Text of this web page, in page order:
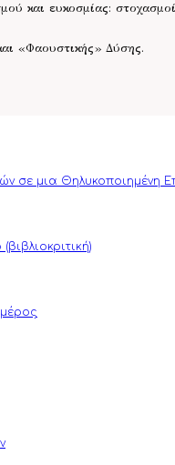
και ευκοσμίας:
«Φαουστικής» Δύσης.
σε μια Θηλυκοποιημένη